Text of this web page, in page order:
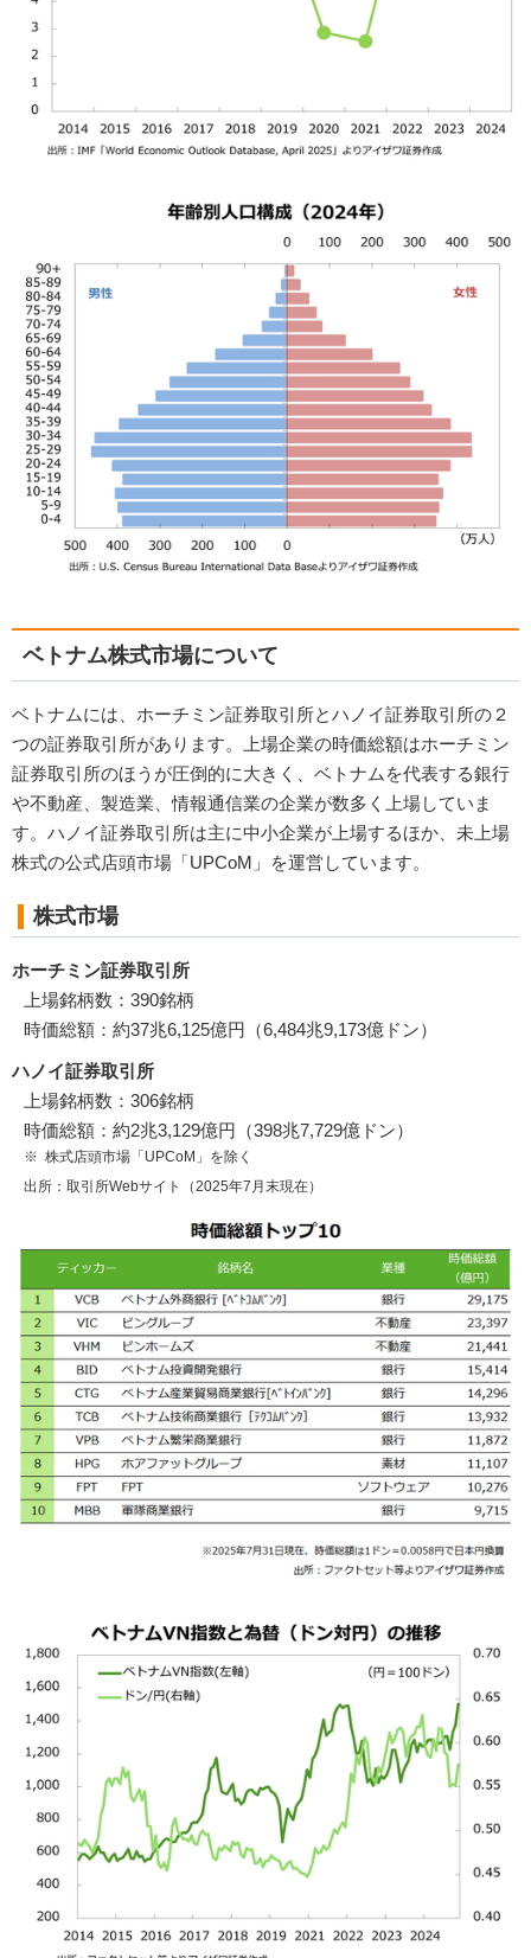
ベトナム株式市場について
ベトナムには、ホーチミン証券取引所とハノイ証券取引所の２
つの証券取引所があります。上場企業の時価総額はホーチミン
証券取引所のほうが圧倒的に大きく、ベトナムを代表する銀行
や不動産、製造業、情報通信業の企業が数多く上場していま
す。ハノイ証券取引所は主に中小企業が上場するほか、未上場
株式の公式店頭市場「UPCoM」を運営しています。
株式市場
ホーチミン証券取引所
上場銘柄数：390銘柄
時価総額：約37兆6,125億円（6,484兆9,173億ドン）
ハノイ証券取引所
上場銘柄数：306銘柄
時価総額：約2兆3,129億円（398兆7,729億ドン）
株式店頭市場「UPCoM」を除く
出所：取引所Webサイト（2025年7月末現在）